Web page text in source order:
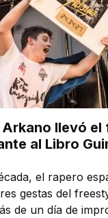
Arkano llevó
al Libro
el rapero
gestas del
de un día de